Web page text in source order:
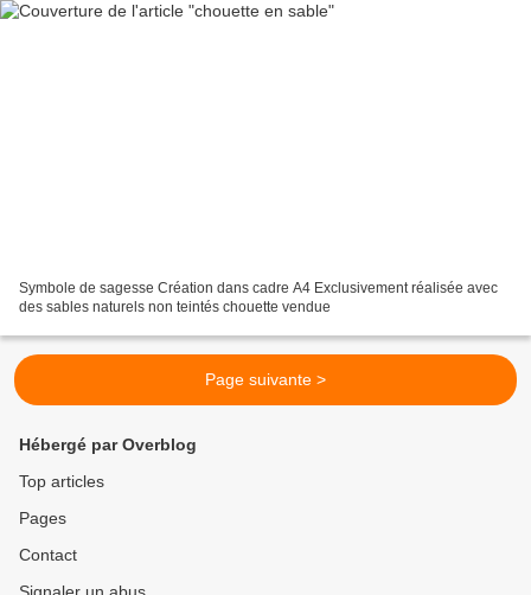
Symbole de sagesse Création dans cadre A4 Exclusivement réalisée avec
des sables naturels non teintés chouette vendue
Page suivante >
Hébergé par Overblog
Top articles
Pages
Contact